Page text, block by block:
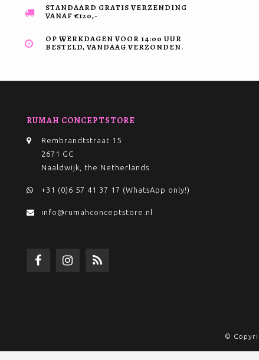
STANDAARD GRATIS VERZENDING
VANAF €120,-
OP WERKDAGEN VOOR 14:00 UUR
BESTELD, VANDAAG VERZONDEN.
RUMAH CONCEPTSTORE
Rembrandtstraat 15
2671 GC
Naaldwijk, the Netherlands
+31 (0)6 57 41 37 17 (WhatsApp only!)
info@rumahconceptstore.nl
©